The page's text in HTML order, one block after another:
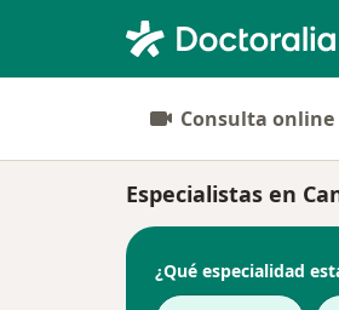
Consulta online
Especialistas en
¿Qué especialidad